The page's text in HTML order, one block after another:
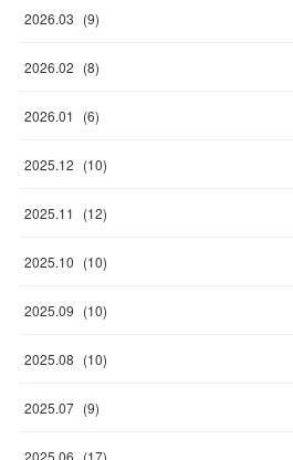
2026.03 (9)
2026.02 (8)
2026.01 (6)
2025.12 (10)
2025.11 (12)
2025.10 (10)
2025.09 (10)
2025.08 (10)
2025.07 (9)